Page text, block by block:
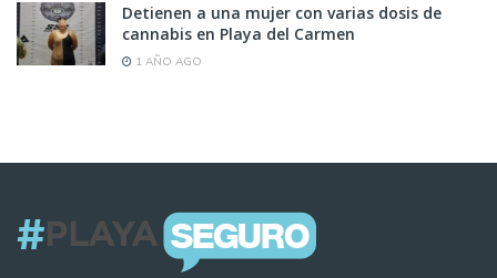
Detienen a una mujer con varias dosis de
cannabis en Playa del Carmen
1 AÑO AGO